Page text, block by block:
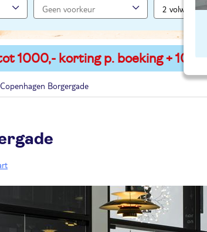
1000,- korting p. boeking + 100,-
Borgergade